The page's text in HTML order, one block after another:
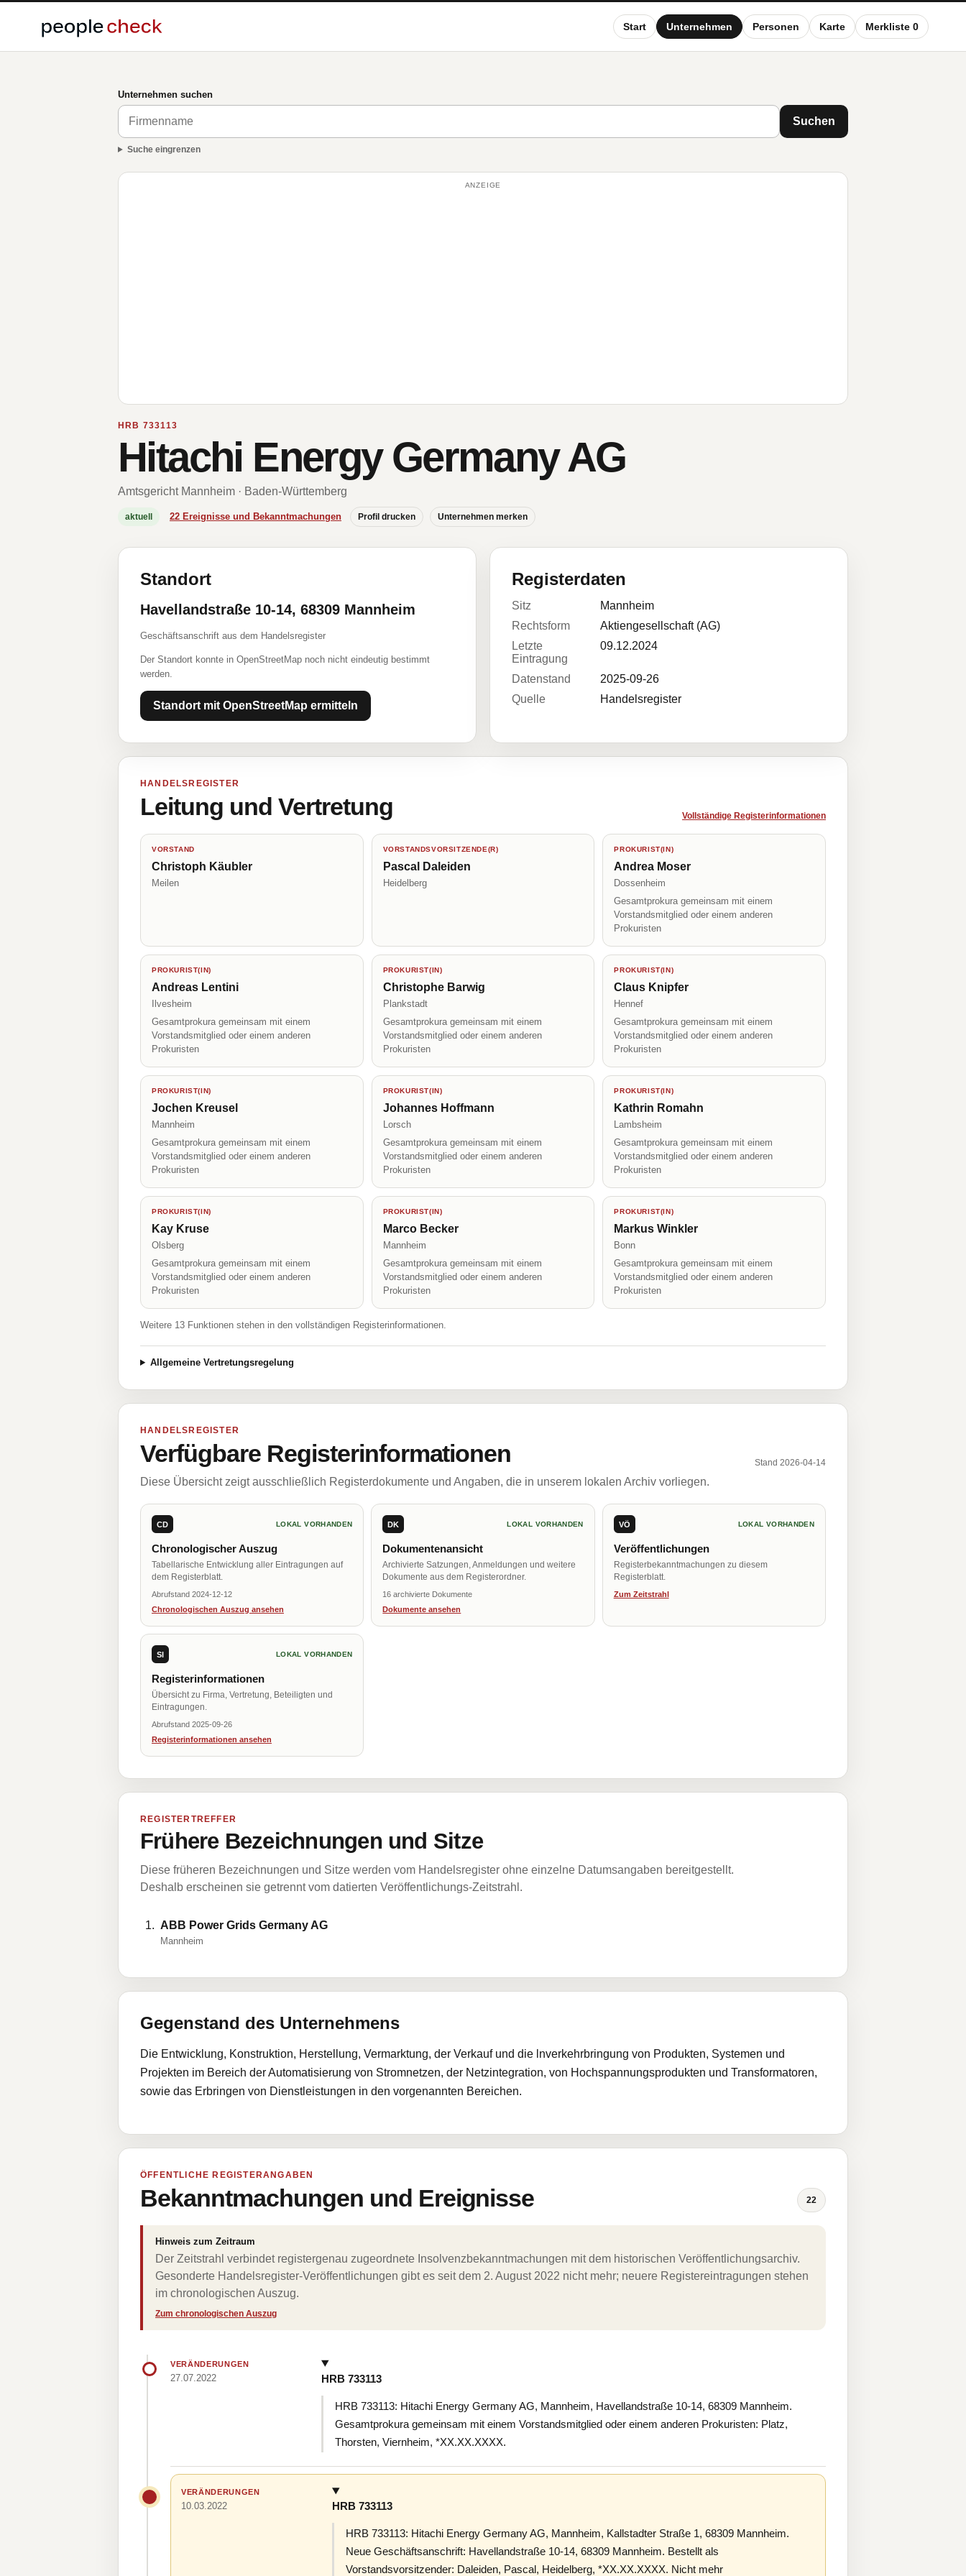
Start Unternehmen Personen Karte Merkliste 0
Unternehmen suchen
Suchen
Suche eingrenzen
ANZEIGE
HRB 733113
Hitachi Energy Germany AG
Amtsgericht Mannheim · Baden-Württemberg
aktuell 22 Ereignisse und Bekanntmachungen Profil drucken Unternehmen merken
Standort
Havellandstraße 10-14, 68309 Mannheim
Geschäftsanschrift aus dem Handelsregister
Der Standort konnte in OpenStreetMap noch nicht eindeutig bestimmt
werden.
Standort mit OpenStreetMap ermitteln
Registerdaten
Sitz
Mannheim
Rechtsform
Aktiengesellschaft (AG)
Letzte
Eintragung
09.12.2024
Datenstand
2025-09-26
Quelle
Handelsregister
HANDELSREGISTER
Leitung und Vertretung Vollständige Registerinformationen
VORSTAND
Christoph Käubler
Meilen
VORSTANDSVORSITZENDE(R)
Pascal Daleiden
Heidelberg
PROKURIST(IN)
Andrea Moser
Dossenheim
Gesamtprokura gemeinsam mit einem
Vorstandsmitglied oder einem anderen
Prokuristen
PROKURIST(IN)
Andreas Lentini
Ilvesheim
Gesamtprokura gemeinsam mit einem
Vorstandsmitglied oder einem anderen
Prokuristen
PROKURIST(IN)
Christophe Barwig
Plankstadt
Gesamtprokura gemeinsam mit einem
Vorstandsmitglied oder einem anderen
Prokuristen
PROKURIST(IN)
Claus Knipfer
Hennef
Gesamtprokura gemeinsam mit einem
Vorstandsmitglied oder einem anderen
Prokuristen
PROKURIST(IN)
Jochen Kreusel
Mannheim
Gesamtprokura gemeinsam mit einem
Vorstandsmitglied oder einem anderen
Prokuristen
PROKURIST(IN)
Johannes Hoffmann
Lorsch
Gesamtprokura gemeinsam mit einem
Vorstandsmitglied oder einem anderen
Prokuristen
PROKURIST(IN)
Kathrin Romahn
Lambsheim
Gesamtprokura gemeinsam mit einem
Vorstandsmitglied oder einem anderen
Prokuristen
PROKURIST(IN)
Kay Kruse
Olsberg
Gesamtprokura gemeinsam mit einem
Vorstandsmitglied oder einem anderen
Prokuristen
PROKURIST(IN)
Marco Becker
Mannheim
Gesamtprokura gemeinsam mit einem
Vorstandsmitglied oder einem anderen
Prokuristen
PROKURIST(IN)
Markus Winkler
Bonn
Gesamtprokura gemeinsam mit einem
Vorstandsmitglied oder einem anderen
Prokuristen
Weitere 13 Funktionen stehen in den vollständigen Registerinformationen.
Allgemeine Vertretungsregelung
HANDELSREGISTER
Verfügbare Registerinformationen Stand 2026-04-14
Diese Übersicht zeigt ausschließlich Registerdokumente und Angaben, die in unserem lokalen Archiv vorliegen.
CD LOKAL VORHANDEN
Chronologischer Auszug
Tabellarische Entwicklung aller Eintragungen auf
dem Registerblatt.
Abrufstand 2024-12-12
Chronologischen Auszug ansehen
DK LOKAL VORHANDEN
Dokumentenansicht
Archivierte Satzungen, Anmeldungen und weitere
Dokumente aus dem Registerordner.
16 archivierte Dokumente
Dokumente ansehen
VÖ LOKAL VORHANDEN
Veröffentlichungen
Registerbekanntmachungen zu diesem
Registerblatt.
Zum Zeitstrahl
SI LOKAL VORHANDEN
Registerinformationen
Übersicht zu Firma, Vertretung, Beteiligten und
Eintragungen.
Abrufstand 2025-09-26
Registerinformationen ansehen
REGISTERTREFFER
Frühere Bezeichnungen und Sitze
Diese früheren Bezeichnungen und Sitze werden vom Handelsregister ohne einzelne Datumsangaben bereitgestellt.
Deshalb erscheinen sie getrennt vom datierten Veröffentlichungs-Zeitstrahl.
ABB Power Grids Germany AG
Mannheim
Gegenstand des Unternehmens
Die Entwicklung, Konstruktion, Herstellung, Vermarktung, der Verkauf und die lnverkehrbringung von Produkten, Systemen und
Projekten im Bereich der Automatisierung von Stromnetzen, der Netzintegration, von Hochspannungsprodukten und Transformatoren,
sowie das Erbringen von Dienstleistungen in den vorgenannten Bereichen.
ÖFFENTLICHE REGISTERANGABEN
Bekanntmachungen und Ereignisse 22
Hinweis zum Zeitraum
Der Zeitstrahl verbindet registergenau zugeordnete Insolvenzbekanntmachungen mit dem historischen Veröffentlichungsarchiv.
Gesonderte Handelsregister-Veröffentlichungen gibt es seit dem 2. August 2022 nicht mehr; neuere Registereintragungen stehen
im chronologischen Auszug.
Zum chronologischen Auszug
VERÄNDERUNGEN
27.07.2022 HRB 733113
HRB 733113: Hitachi Energy Germany AG, Mannheim, Havellandstraße 10-14, 68309 Mannheim.
Gesamtprokura gemeinsam mit einem Vorstandsmitglied oder einem anderen Prokuristen: Platz,
Thorsten, Viernheim, *XX.XX.XXXX.
VERÄNDERUNGEN
10.03.2022 HRB 733113
HRB 733113: Hitachi Energy Germany AG, Mannheim, Kallstadter Straße 1, 68309 Mannheim.
Neue Geschäftsanschrift: Havellandstraße 10-14, 68309 Mannheim. Bestellt als
Vorstandsvorsitzender: Daleiden, Pascal, Heidelberg, *XX.XX.XXXX. Nicht mehr